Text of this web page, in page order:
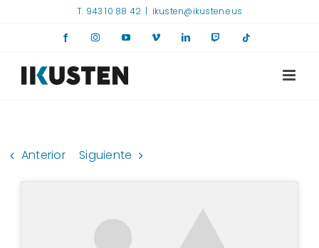
T. 943 10 88 42 | ikusten@ikusten.eus
FacebookInstagramYouTubeVimeo LinkedIn Twitch Tiktok
Anterior Siguiente